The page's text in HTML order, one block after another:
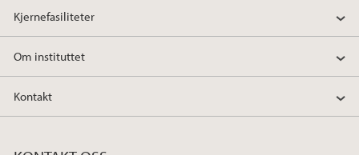
Kjernefasiliteter
Om instituttet
Kontakt